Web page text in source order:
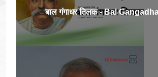
बाल गंगाधर तिलक - Bal